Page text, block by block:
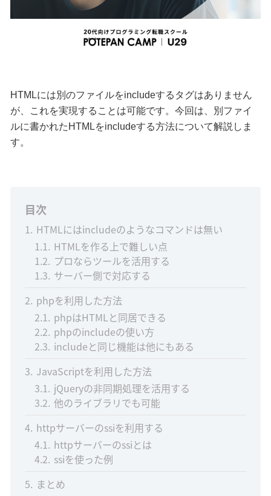
HTMLには別のファイルをincludeするタグはありません
が、これを実現することは可能です。今回は、別ファイ
ルに書かれたHTMLをincludeする方法について解説しま
す。
目次
1 HTMLにはincludeのようなコマンドは無い
1.1 HTMLを作る上で難しい点
1.2 プロならツールを活用する
1.3 サーバー側で対応する
2 phpを利用した方法
2.1 phpはHTMLと同居できる
2.2 phpのincludeの使い方
2.3 includeと同じ機能は他にもある
3 JavaScriptを利用した方法
3.1 jQueryの非同期処理を活用する
3.2 他のライブラリでも可能
4 httpサーバーのssiを利用する
4.1 httpサーバーのssiとは
4.2 ssiを使った例
5 まとめ